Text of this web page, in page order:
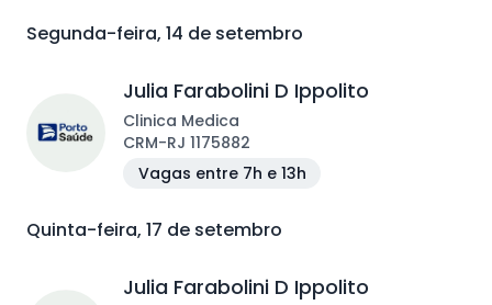
Segunda-feira, 14 de setembro
Julia Farabolini D Ippolito
Clinica Medica
CRM-RJ 1175882
Vagas entre 7h e 13h
Quinta-feira, 17 de setembro
Julia Farabolini D Ippolito